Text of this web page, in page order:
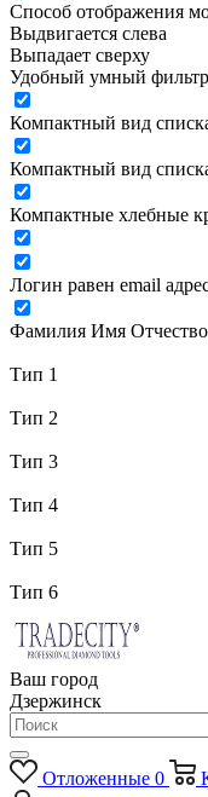
Способ отображения
Выдвигается слева
Выпадает сверху
Удобный умный фильтр
Компактный вид
Компактный вид
Компактные хлебные
Логин равен email
Фамилия Имя
Тип 1
Тип 2
Тип 3
Тип 4
Тип 5
Тип 6
Ваш город
Дзержинск
Отложенные 0